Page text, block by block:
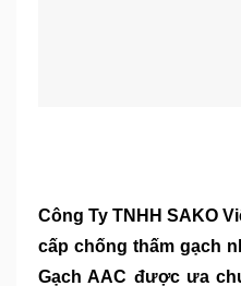
Công Ty TNHH SAKO
cấp chống thấm gạch
Gạch AAC được ưa